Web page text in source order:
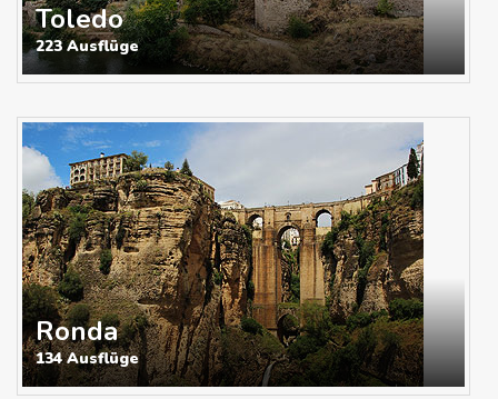
Toledo
223 Ausflüge
Ronda
134 Ausflüge